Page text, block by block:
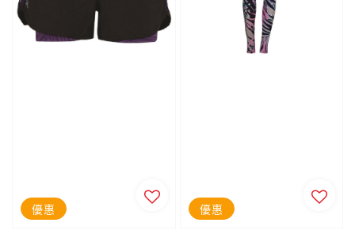
優惠 優惠